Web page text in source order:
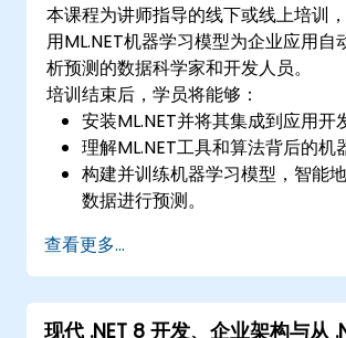
本课程为讲师指导的线下或线上培训
用ML.NET机器学习模型为企业应用自
析预测的数据科学家和开发人员。
培训结束后，学员将能够：
安装ML.NET并将其集成到应用开
理解ML.NET工具和算法背后的机
构建并训练机器学习模型，智能
数据进行预测。
基于ML.NET框架优化现有机器学
性。
将ML.NET的机器学习概念应用于
应用。
查看更多...
现代 .NET 8 开发、企业架构与从